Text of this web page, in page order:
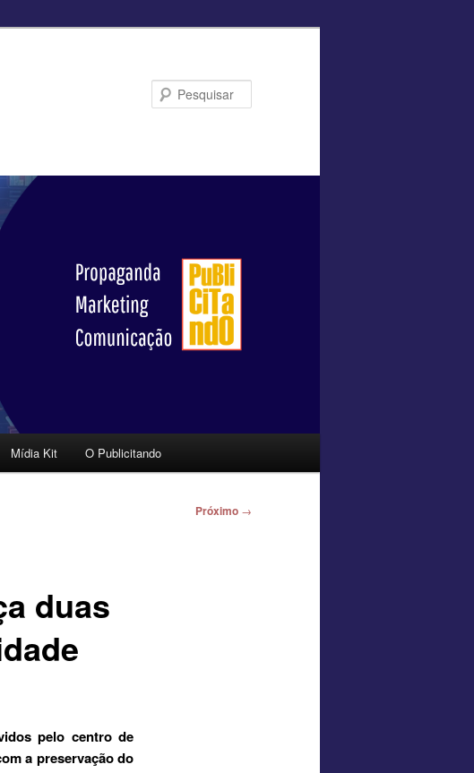
Mídia Kit O Publicitando
Próximo →
duas
pelo centro de
a preservação do